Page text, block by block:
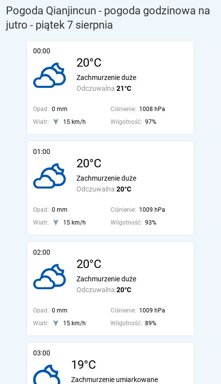
Pogoda Qianjincun - pogoda godzinowa na
jutro - piątek 7 sierpnia
00:00
20°C
Odczuwalna 21°C
Zachmurzenie duże
Opad: 0 mm Ciśnienie: 1008 hPa
Wiatr:
15 km/h Wilgotność: 97%
01:00
20°C
Odczuwalna 20°C
Zachmurzenie duże
Opad: 0 mm Ciśnienie: 1009 hPa
Wiatr:
15 km/h Wilgotność: 93%
02:00
20°C
Odczuwalna 20°C
Zachmurzenie duże
Opad: 0 mm Ciśnienie: 1009 hPa
Wiatr:
15 km/h Wilgotność: 89%
03:00
19°C
Zachmurzenie umiarkowane